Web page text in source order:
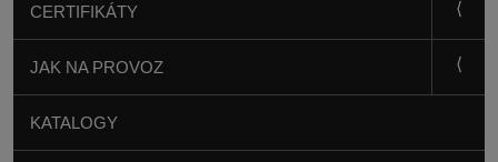
CERTIFIKÁTY
JAK NA PROVOZ
KATALOGY